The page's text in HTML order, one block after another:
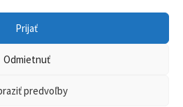
Prijať
Odmietnuť
predvoľby
Český Eshop